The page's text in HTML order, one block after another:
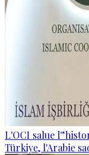
L'OCI salue
Türkiye, l'Arabie